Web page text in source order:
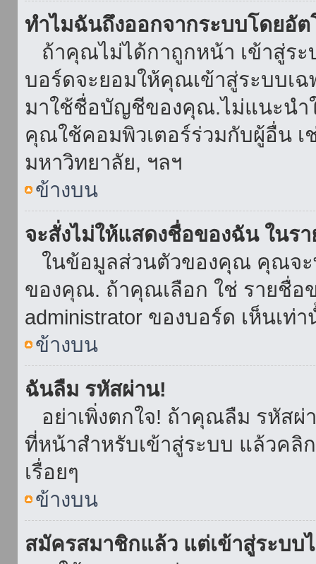
ทำไมฉันถึงออกจากระบบโดยอั
ถ้าคุณไม่ได้กาถูกหน้า เข้าสู่ร
บอร์ดจะยอมให้คุณเข้าสู่ระบบเ
มาใช้ชื่อบัญชีของคุณ.ไม่แนะนำ
คุณใช้คอมพิวเตอร์ร่วมกับผู้อื่น เ
มหาวิทยาลัย, ฯลฯ
ข้างบน
จะสั่งไม่ให้แสดงชื่อของฉัน ในร
ในข้อมูลส่วนตัวของคุณ คุณจะ
ของคุณ. ถ้าคุณเลือก ใช่ รายชื่
administrator ของบอร์ด เห็นเ
ข้างบน
ฉันลืม รหัสผ่าน!
อย่าเพิ่งตกใจ! ถ้าคุณลืม รหัสผ่
ที่หน้าสำหรับเข้าสู่ระบบ แล้วค
เรื่อยๆ
ข้างบน
สมัครสมาชิกแล้ว แต่เข้าสู่ระบบ